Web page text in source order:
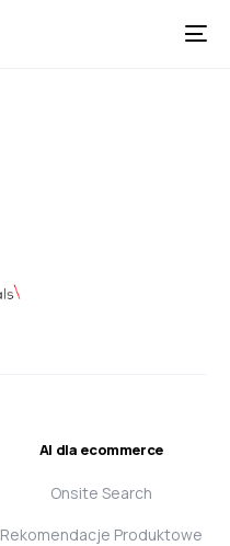
AI dla ecommerce
Onsite Search
Rekomendacje Produktowe